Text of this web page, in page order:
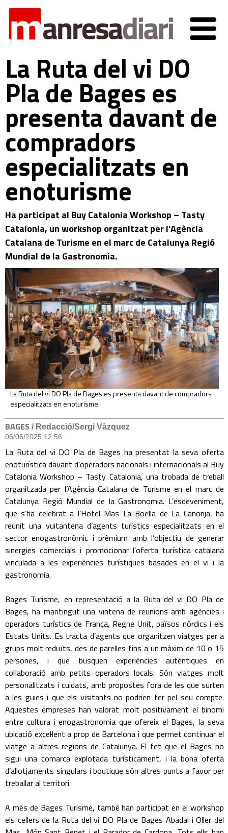
La Ruta del vi DO
Pla de Bages es
presenta davant de
compradors
especialitzats en
enoturisme
Ha participat al Buy Catalonia Workshop – Tasty
Catalonia, un workshop organitzat per l’Agència
Catalana de Turisme en el marc de Catalunya Regió
Mundial de la Gastronomia.
La Ruta del vi DO Pla de Bages es presenta davant de compradors
especialitzats en enoturisme.
BAGES / Redacció/Sergi Vàzquez
06/06/2025 12:56
La Ruta del vi DO Pla de Bages ha presentat la seva oferta
enoturística davant d’operadors nacionals i internacionals al Buy
Catalonia Workshop – Tasty Catalonia, una trobada de treball
organitzada per l’Agència Catalana de Turisme en el marc de
Catalunya Regió Mundial de la Gastronomia. L’esdeveniment,
que s’ha celebrat a l’Hotel Mas La Boella de La Canonja, ha
reunit una vuitantena d’agents turístics especialitzats en el
sector enogastronòmic i prèmium amb l’objectiu de generar
sinergies comercials i promocionar l’oferta turística catalana
vinculada a les experiències turístiques basades en el vi i la
gastronomia.
Bages Turisme, en representació a la Ruta del vi DO Pla de
Bages, ha mantingut una vintena de reunions amb agències i
operadors turístics de França, Regne Unit, països nòrdics i els
Estats Units. Es tracta d’agents que organitzen viatges per a
grups molt reduïts, des de parelles fins a un màxim de 10 o 15
persones, i que busquen experiències autèntiques en
col·laboració amb petits operadors locals. Són viatges molt
personalitzats i cuidats, amb propostes fora de les que surten
a les guies i que els visitants no podrien fer pel seu compte.
Aquestes empreses han valorat molt positivament el binomi
entre cultura i enogastronomia que ofereix el Bages, la seva
ubicació excel·lent a prop de Barcelona i que permet continuar el
viatge a altres regions de Catalunya. El fet que el Bages no
sigui una comarca explotada turísticament, i la bona oferta
d’allotjaments singulars i boutique són altres punts a favor per
treballar al territori.
A més de Bages Turisme, també han participat en el workshop
els cellers de la Ruta del vi DO Pla de Bages Abadal i Oller del